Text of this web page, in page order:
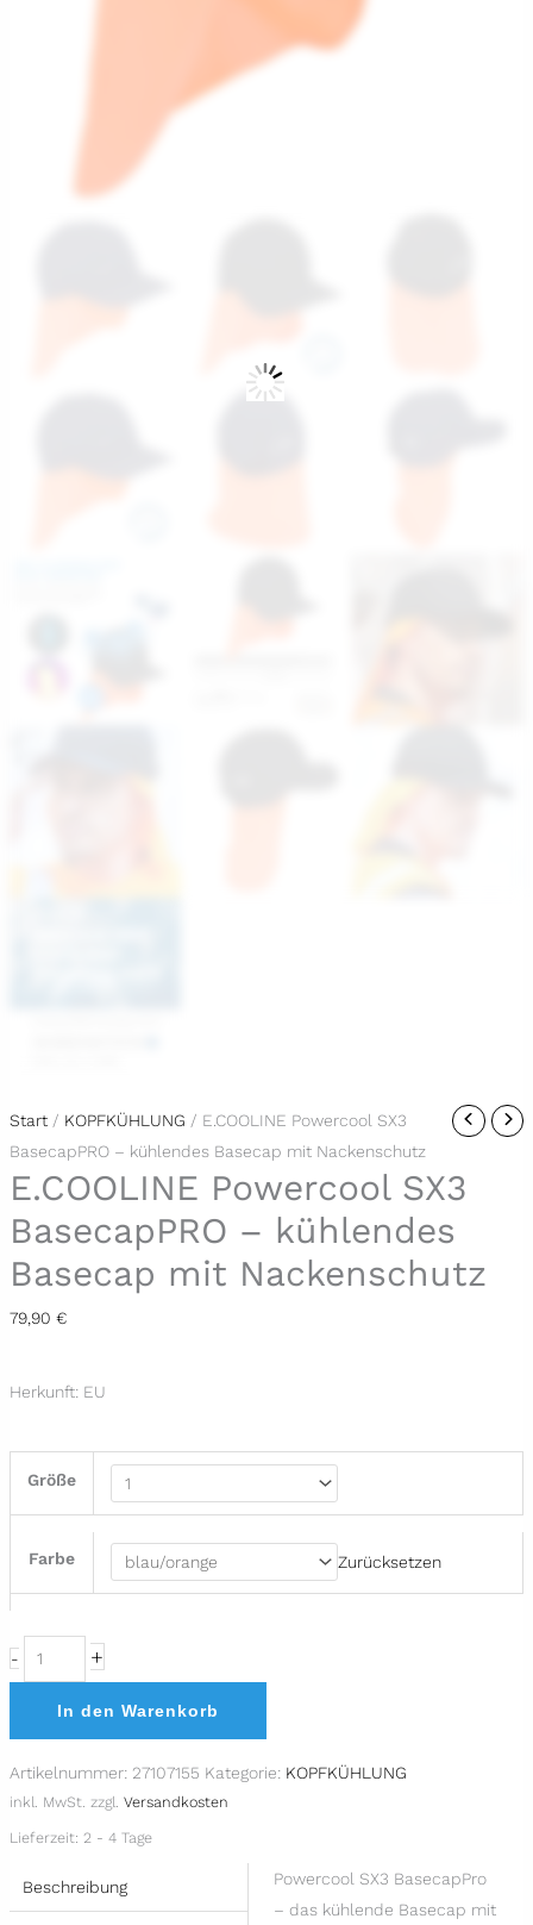
Start/ KOPFKÜHLUNG / E.COOLINE Powercool SX3
BasecapPRO – kühlendes Basecap mit Nackenschutz
E.COOLINE Powercool SX3
BasecapPRO – kühlendes
Basecap mit Nackenschutz
79,90 €
Herkunft: EU
Größe
Farbe Zurücksetzen
-
E.COOLINE
Powercool
SX3
-
kühlendes
Menge
+
In den Warenkorb
Artikelnummer: 27107155 Kategorie: KOPFKÜHLUNG
inkl. MwSt. zzgl. Versandkosten
Lieferzeit: 2 - 4 Tage
Beschreibung
Powercool SX3 BasecapPro
– das kühlende Basecap mit